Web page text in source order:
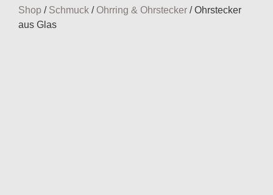
Shop / Schmuck / Ohrring & Ohrstecker / Ohrstecker
aus Glas